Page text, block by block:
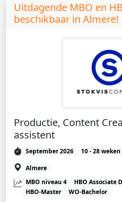
Uitdagende MBO en
beschikbaar in Almere!
Productie, Content
assistent
September 2026 10 - 28 weken
Almere
MBO niveau 4
HBO Associate
HBO-Master
WO-Bachelor